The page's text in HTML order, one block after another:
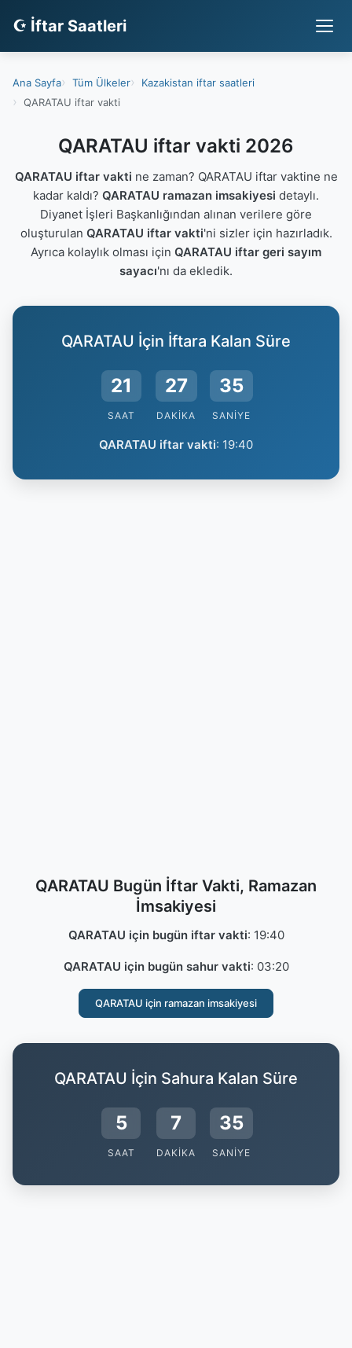
☪ İftar Saatleri
Ana Sayfa Tüm Ülkeler
Kazakistan iftar saatleri
QARATAU iftar vakti
QARATAU iftar vakti 2026
QARATAU iftar vakti ne zaman? QARATAU iftar vaktine ne
kadar kaldı? QARATAU ramazan imsakiyesi detaylı.
Diyanet İşleri Başkanlığından alınan verilere göre
oluşturulan QARATAU iftar vakti'ni sizler için hazırladık.
Ayrıca kolaylık olması için QARATAU iftar geri sayım
sayacı'nı da ekledik.
QARATAU İçin İftara Kalan Süre
21
SAAT
27
DAKIKA
34
SANIYE
QARATAU iftar vakti: 19:40
QARATAU Bugün İftar Vakti, Ramazan
İmsakiyesi
QARATAU için bugün iftar vakti: 19:40
QARATAU için bugün sahur vakti: 03:20
QARATAU için ramazan imsakiyesi
QARATAU İçin Sahura Kalan Süre
5
SAAT
7
DAKIKA
34
SANIYE